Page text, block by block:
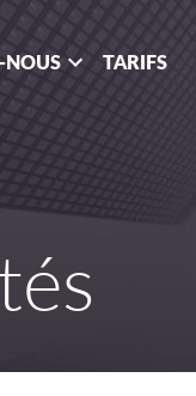
NOUS TARIFS